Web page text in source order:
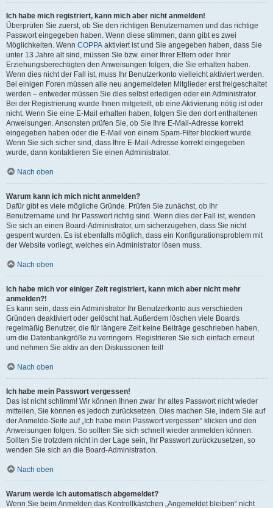
Ich habe mich registriert, kann mich aber nicht anmelden!
Überprüfen Sie zuerst, ob Sie den richtigen Benutzernamen und das richtige
Passwort eingegeben haben. Wenn diese stimmen, dann gibt es zwei
Möglichkeiten. Wenn COPPA aktiviert ist und Sie angegeben haben, dass Sie
unter 13 Jahre alt sind, müssen Sie bzw. einer Ihrer Eltern oder Ihrer
Erziehungsberechtigten den Anweisungen folgen, die Sie erhalten haben.
Wenn dies nicht der Fall ist, muss Ihr Benutzerkonto vielleicht aktiviert werden.
Bei einigen Foren müssen alle neu angemeldeten Mitglieder erst freigeschaltet
werden – entweder müssen Sie dies selbst erledigen oder ein Administrator.
Bei der Registrierung wurde Ihnen mitgeteilt, ob eine Aktivierung nötig ist oder
nicht. Wenn Sie eine E-Mail erhalten haben, folgen Sie den dort enthaltenen
Anweisungen. Ansonsten prüfen Sie, ob Sie Ihre E-Mail-Adresse korrekt
eingegeben haben oder die E-Mail von einem Spam-Filter blockiert wurde.
Wenn Sie sich sicher sind, dass Ihre E-Mail-Adresse korrekt eingegeben
wurde, dann kontaktieren Sie einen Administrator.
Nach oben
Warum kann ich mich nicht anmelden?
Dafür gibt es viele mögliche Gründe. Prüfen Sie zunächst, ob Ihr
Benutzername und Ihr Passwort richtig sind. Wenn dies der Fall ist, wenden
Sie sich an einen Board-Administrator, um sicherzugehen, dass Sie nicht
gesperrt wurden. Es ist ebenfalls möglich, dass ein Konfigurationsproblem mit
der Website vorliegt, welches ein Administrator lösen muss.
Nach oben
Ich habe mich vor einiger Zeit registriert, kann mich aber nicht mehr
anmelden?!
Es kann sein, dass ein Administrator Ihr Benutzerkonto aus verschieden
Gründen deaktiviert oder gelöscht hat. Außerdem löschen viele Boards
regelmäßig Benutzer, die für längere Zeit keine Beiträge geschrieben haben,
um die Datenbankgröße zu verringern. Registrieren Sie sich einfach erneut
und nehmen Sie aktiv an den Diskussionen teil!
Nach oben
Ich habe mein Passwort vergessen!
Das ist nicht schlimm! Wir können Ihnen zwar Ihr altes Passwort nicht wieder
mitteilen, Sie können es jedoch zurücksetzen. Dies machen Sie, indem Sie auf
der Anmelde-Seite auf „Ich habe mein Passwort vergessen“ klicken und den
Anweisungen folgen. So sollten Sie sich schnell wieder anmelden können.
Sollten Sie trotzdem nicht in der Lage sein, Ihr Passwort zurückzusetzen, so
wenden Sie sich an die Board-Administration.
Nach oben
Warum werde ich automatisch abgemeldet?
Wenn Sie beim Anmelden das Kontrollkästchen „Angemeldet bleiben“ nicht